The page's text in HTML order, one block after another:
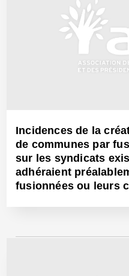
Incidences de la
de communes par
sur les syndicats
adhéraient
fusionnées ou leurs